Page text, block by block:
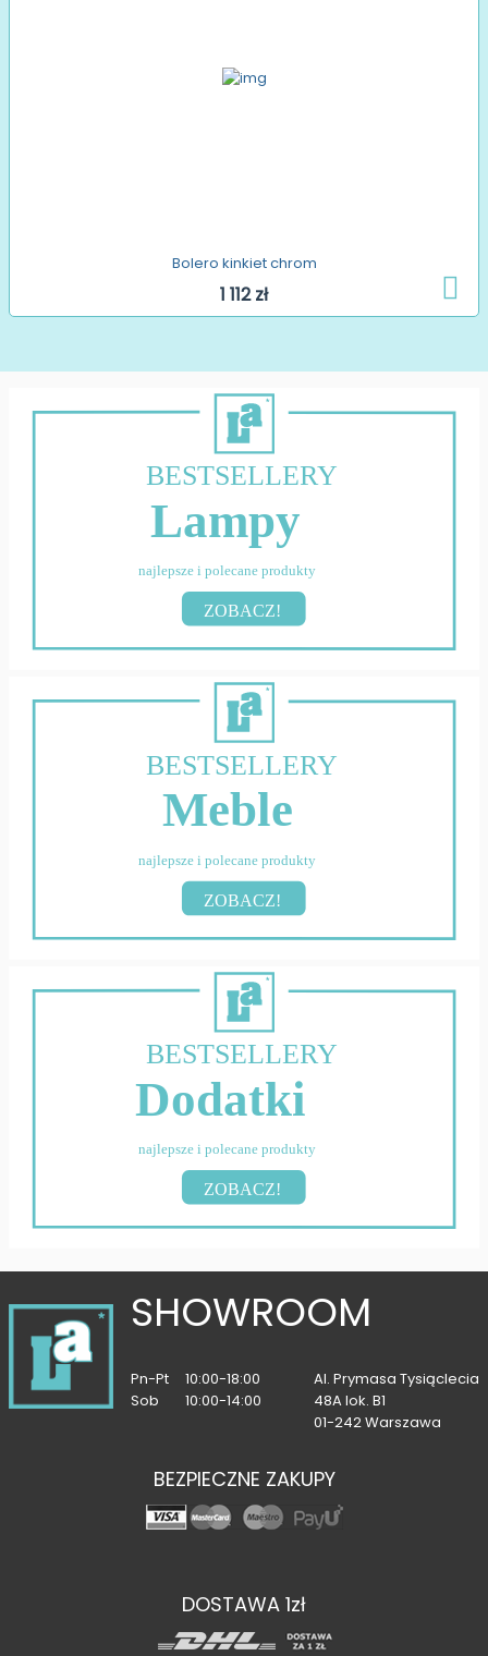
Bolero kinkiet chrom
1 112 zł
BESTSELLERY
Lampy
najlepsze i polecane produkty
ZOBACZ!
BESTSELLERY
Meble
najlepsze i polecane produkty
ZOBACZ!
BESTSELLERY
Dodatki
najlepsze i polecane produkty
ZOBACZ!
SHOWROOM
Pn-Pt
10:00-18:00
Sob
10:00-14:00
Al. Prymasa Tysiąclecia
48A lok. B1
01-242 Warszawa
BEZPIECZNE ZAKUPY
DOSTAWA 1zł